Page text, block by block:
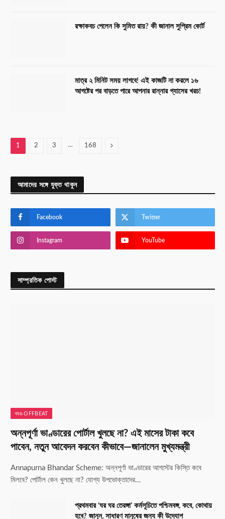
রক্ষাকবচ পেলেন কি সুমিত রায়? কী জানাল সুপ্রিম কোর্ট
মাত্র ২ মিনিট সময় লাগবে! এই কাজটি না করলে ১৬
আগষ্টের পর বাড়তে পারে আপনার রান্নার গ্যাসের খরচ!
1 2 3 … 168 Next
আমাদের সঙ্গে যুক্ত থাকুন
Facebook Twitter
Instagram YouTube
সাম্প্রতিক পোস্ট
খবর-OFFBEAT
অন্নপূর্ণা ভাণ্ডারের পোর্টাল খুলছে না? এই মাসের টাকা কবে
পাবেন, নতুন আবেদন করবেন কীভাবে—জানালেন মুখ্যমন্ত্রী
Annapurna Bhandar Scheme: অন্নপূর্ণা ভাণ্ডারের আগস্টের কিস্তি কবে
মিলবে? পোর্টাল কেন খুলছে না? যোগ্য উপভোক্তাদের…
প্রথমবার ‘ঘর ঘর তেরঙ্গা’ কর্মসূচিতে পশ্চিমবঙ্গ, কবে, কোথায়
হবে? জানুন, সাধারণ মানুষের জন্য কী উদ্যোগ